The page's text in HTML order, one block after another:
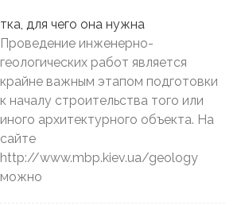
Проведение инженерно-
геологических работ является
крайне важным этапом подготовки
к началу строительства того или
иного архитектурного объекта. На
сайте
http://www.mbp.kiev.ua/geology
можно